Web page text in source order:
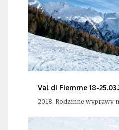
Val di Fiemme 18-
2018, Rodzinne wyprawy